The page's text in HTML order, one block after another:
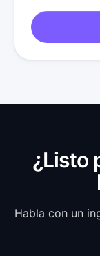
¿Listo
Habla con un